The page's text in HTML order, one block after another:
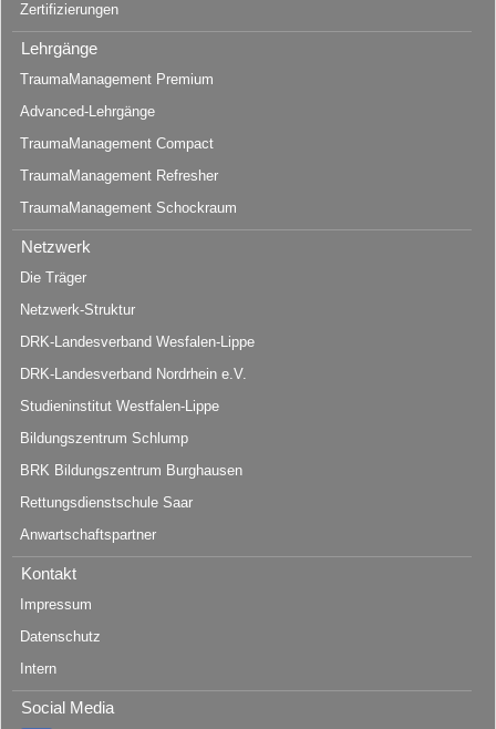
Zertifizierungen
Lehrgänge
TraumaManagement Premium
Advanced-Lehrgänge
TraumaManagement Compact
TraumaManagement Refresher
TraumaManagement Schockraum
Netzwerk
Die Träger
Netzwerk-Struktur
DRK-Landesverband Wesfalen-Lippe
DRK-Landesverband Nordrhein e.V.
Studieninstitut Westfalen-Lippe
Bildungszentrum Schlump
BRK Bildungszentrum Burghausen
Rettungsdienstschule Saar
Anwartschaftspartner
Kontakt
Impressum
Datenschutz
Intern
Social Media